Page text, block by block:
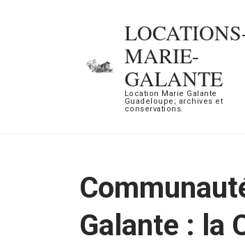
MARIE-
GALANTE
Location Marie Galante
Guadeloupe; archives et
conservations.
Galante : la